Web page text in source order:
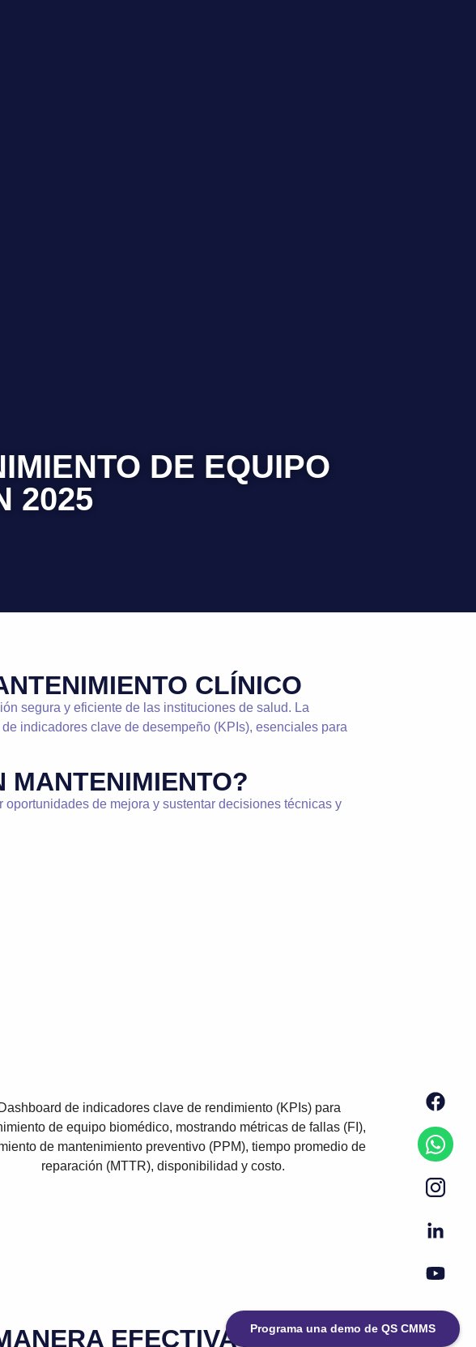
Programa una demo de QS CMMS
DE EQUIPO
2025
CLÍNICO
segura y eficiente de las instituciones de salud. La
indicadores clave de desempeño (KPIs), esenciales para
MANTENIMIENTO?
de mejora y sustentar decisiones técnicas y
EFECTIVA?